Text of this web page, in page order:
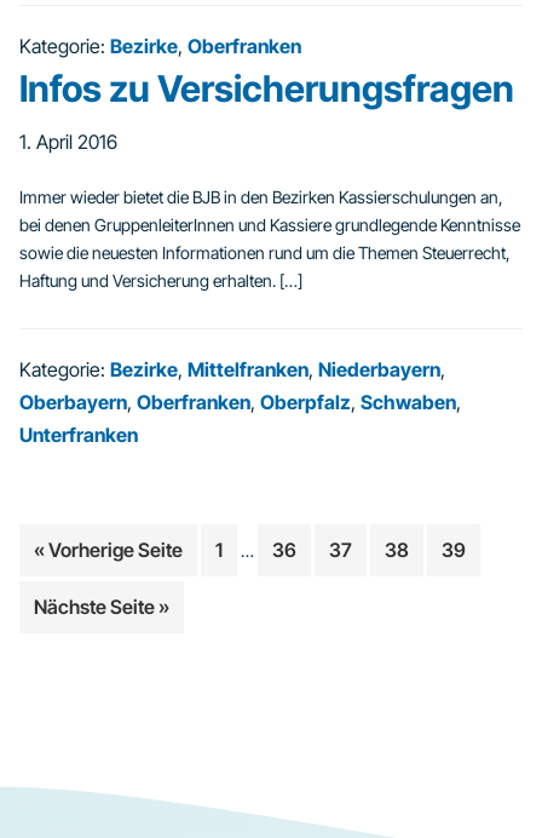
Kategorie: Bezirke, Oberfranken
Infos zu Versicherungsfragen
1. April 2016
Immer wieder bietet die BJB in den Bezirken Kassierschulungen an,
bei denen GruppenleiterInnen und Kassiere grundlegende Kenntnisse
sowie die neuesten Informationen rund um die Themen Steuerrecht,
Haftung und Versicherung erhalten. […]
Kategorie: Bezirke, Mittelfranken, Niederbayern,
Oberbayern, Oberfranken, Oberpfalz, Schwaben,
Unterfranken
« Vorherige Seiteaufrufen
Seite
1 … Seite
36 Seite
37 Seite
38 Seite
39
Nächste Seiteaufrufen
»